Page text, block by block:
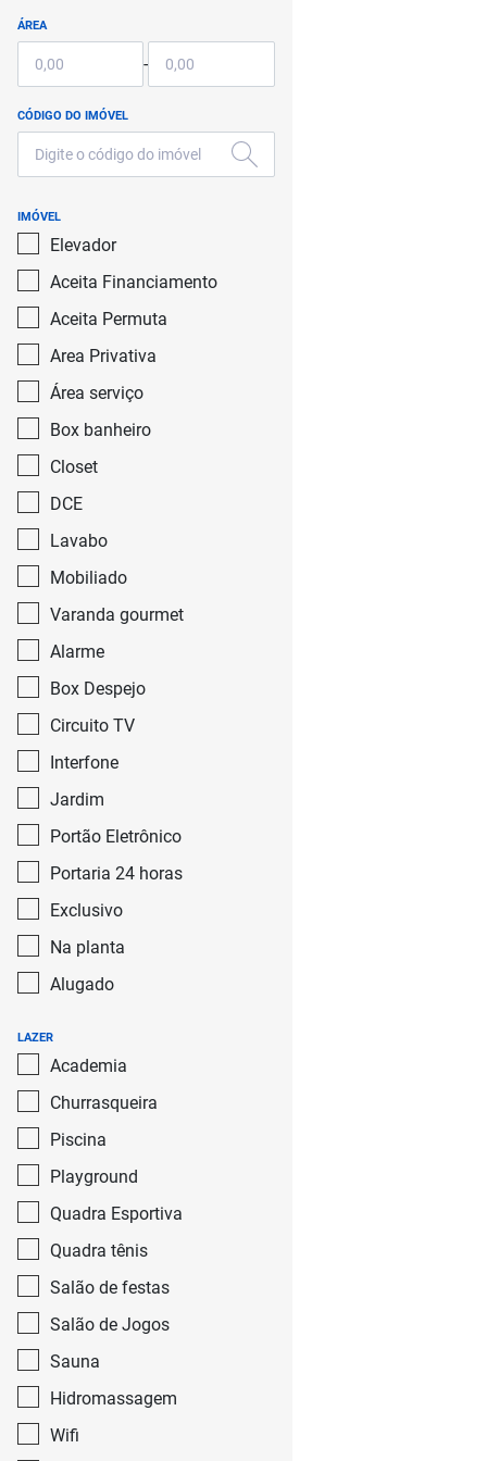
Chácara Cruzeiro do Sul
Chácara Inglesa
Chácara Itaim
Chácara Mafalda
Chácara Monte Alegre
Chácara Santana
Chácara Santo Antônio (Zona Sul)
Chora Menino
Cidade Antônio Estevão de
Cidade Centenário
Cidade Domitila
Cidade Líder
Cidade Mãe do Céu
Cidade São Francisco
Cidade São Mateus
Cidade São Miguel
City América
Grande
Conjunto Residencial José
Bonifácio
Conjunto Residencial Vista Verde
Consolação
Fazenda Morumbi
Freguesia do Ó
Guaianases
Guaianazes
ÁREA
-
CÓDIGO DO IMÓVEL
IMÓVEL
Elevador
Aceita Financiamento
Aceita Permuta
Area Privativa
Área serviço
Box banheiro
Closet
DCE
Lavabo
Mobiliado
Varanda gourmet
Alarme
Box Despejo
Circuito TV
Interfone
Jardim
Portão Eletrônico
Portaria 24 horas
Exclusivo
Na planta
Alugado
LAZER
Academia
Churrasqueira
Piscina
Playground
Quadra Esportiva
Quadra tênis
Salão de festas
Salão de Jogos
Sauna
Hidromassagem
Wifi